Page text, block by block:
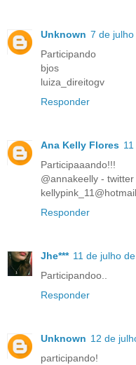
Unknown 7 de
Participando
bjos
luiza_direitogv
Responder
Ana Kelly Flores
Participaaando!!!
@annakeelly - twitter
Responder
Jhe*** 11 de julho
Participandoo..
Responder
Unknown 12 de
participando!